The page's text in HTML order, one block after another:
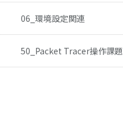
06_環境設定関連
50_Packet Tracer操作課題